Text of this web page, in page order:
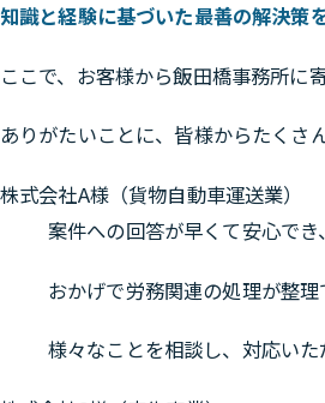
知識と経験に基づいた最善の解決策
ここで、お客様から飯田橋事務所に
ありがたいことに、皆様からたくさ
株式会社A様（貨物自動車運送業）
案件への回答が早くて安心で
おかげで労務関連の処理が整
様々なことを相談し、対応い